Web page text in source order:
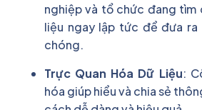
nghiệp và tổ chức đang tìm
liệu ngay lập tức để đưa ra
chóng.
Trực Quan Hóa Dữ Liệu:
hóa giúp hiểu và chia sẻ